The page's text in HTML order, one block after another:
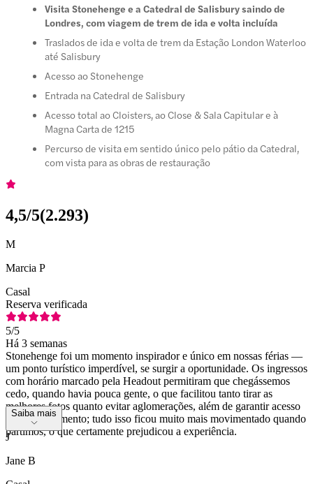
Visita Stonehenge e a Catedral de Salisbury saindo de
Londres, com viagem de trem de ida e volta incluída
Traslados de ida e volta de trem da Estação London Waterloo
até Salisbury
Acesso ao Stonehenge
Entrada na Catedral de Salisbury
Acesso total ao Cloisters, ao Close & Sala Capitular e à
Magna Carta de 1215
Percurso de visita em sentido único pelo pátio da Catedral,
com vista para as obras de restauração
4,5/5(2.293)
M
Marcia P
Casal
Reserva verificada
5/5
Há 3 semanas
Stonehenge foi um momento inspirador e único em nossas férias —
um ponto turístico imperdível, se surgir a oportunidade. Os ingressos
com horário marcado pela Headout permitiram que chegássemos
cedo, quando havia pouca gente, o que facilitou tanto tirar as
melhores fotos quanto evitar aglomerações, além de garantir acesso
ao estacionamento; tudo isso ficou muito mais movimentado quando
partimos, o que certamente prejudicou a experiência.
Saiba mais
J
Jane B